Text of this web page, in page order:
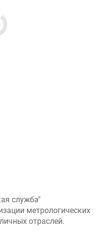
служба"
метрологических
отраслей.